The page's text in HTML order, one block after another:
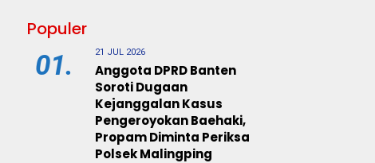
Populer
01. 21 JUL 2026
Anggota DPRD Banten
Soroti Dugaan
Kejanggalan Kasus
Pengeroyokan Baehaki,
Propam Diminta Periksa
Polsek Malingping